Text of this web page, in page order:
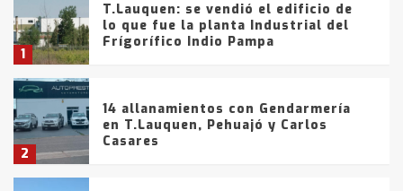
1
T.Lauquen: se vendió el edificio de
lo que fue la planta Industrial del
Frígorífico Indio Pampa
2
14 allanamientos con Gendarmería
en T.Lauquen, Pehuajó y Carlos
Casares